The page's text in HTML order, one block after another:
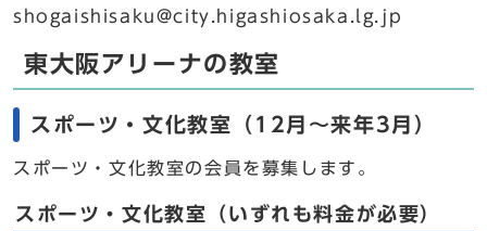
shogaishisaku@city.higashiosaka.lg.jp
東大阪アリーナの教室
スポーツ・文化教室（12月～来年3月）
スポーツ・文化教室の会員を募集します。
スポーツ・文化教室（いずれも料金が必要）